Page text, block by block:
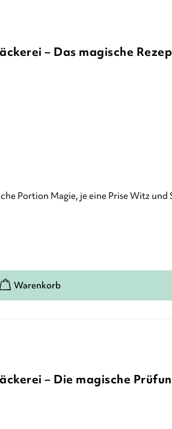
– Das magische
Portion Magie, je eine Prise Witz
– Die magische